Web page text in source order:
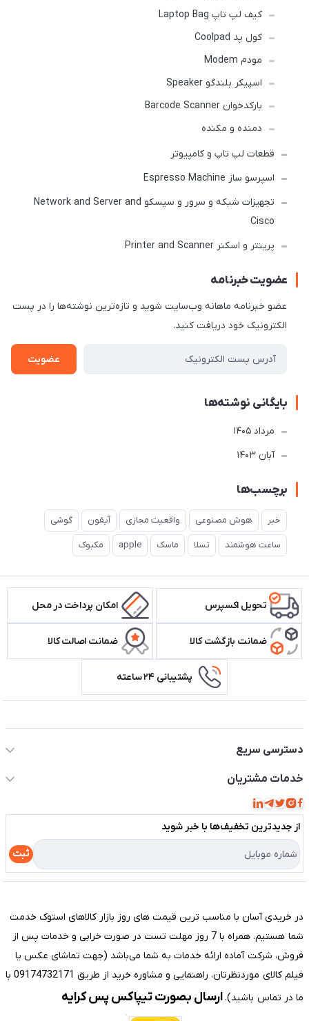
کیف لپ تاپ Laptop Bag
کول پد Coolpad
مودم Modem
اسپیکر بلندگو Speaker
بارکدخوان Barcode Scanner
دمنده و مکنده
قطعات لپ تاپ و کامپیوتر
اسپرسو ساز Espresso Machine
تجهیزات شبکه و سرور و سیسکو Network and Server and
Cisco
پرینتر و اسکنر Printer and Scanner
عضویت خبرنامه
عضو خبرنامه ماهانه وب‌سایت شوید و تازه‌ترین نوشته‌ها را در پست
الکترونیک خود دریافت کنید.
عضویت
بایگانی نوشته‌ها
مرداد 1405
آبان 1403
برچسب‌ها
خبر هوش مصنوعی واقعیت مجازی آیفون گوشی
ساعت هوشمند تسلا ماسک apple مکبوک
تحویل اکسپرس امکان پرداخت در محل
ضمانت بازگشت کالا ضمانت اصالت کالا
پشتیبانی ۲۴ ساعته
دسترسی سریع
حساب کاربری
مجله فروشگاه
لیست محصولات
درباره ما
تماس با ما
خدمات مشتریان
قوانین و مقررات
حریم خصوصی
راهنما
از جدید‌ترین تخفیف‌ها با‌ خبر شوید
ثبت
در خریدی آسان با مناسب ترین قیمت های روز بازار کالاهای استوک خدمت
شما هستیم. همراه با 7 روز مهلت تست در صورت خرابی و خدمات پس از
فروش، شرکت آماده ارائه خدمات به شما می‌باشد (جهت تماشای عکس یا
فیلم کالای موردنظرتان، راهنمایی و مشاوره خرید از طریق 09174732171 با
ما در تماس باشید).ارسال بصورت تیپاکس پس کرایه